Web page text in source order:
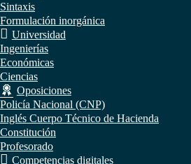
Sintaxis
Formulación inorgánica
Universidad
Ingenierías
Económicas
Ciencias
Oposiciones
Policía Nacional (CNP)
Inglés Cuerpo Técnico de Hacienda
Constitución
Profesorado
Competencias digitales